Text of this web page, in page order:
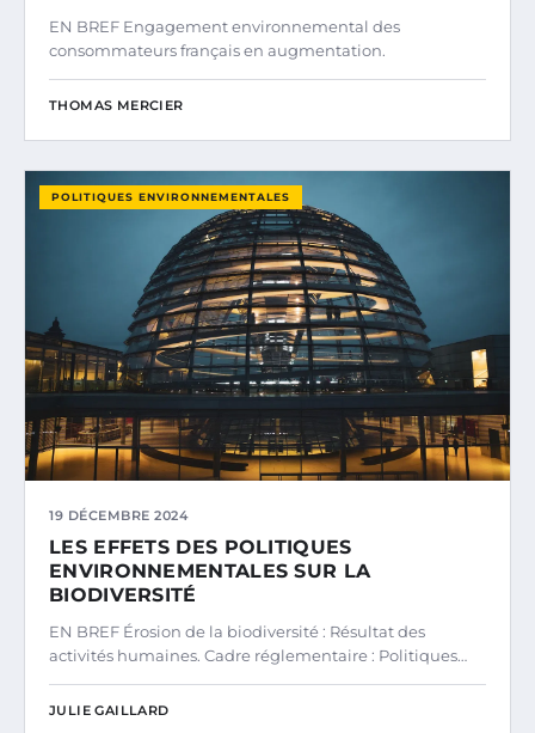
EN BREF Engagement environnemental des
consommateurs français en augmentation.
THOMAS MERCIER
POLITIQUES ENVIRONNEMENTALES
19 DÉCEMBRE 2024
LES EFFETS DES POLITIQUES
ENVIRONNEMENTALES SUR LA
BIODIVERSITÉ
EN BREF Érosion de la biodiversité : Résultat des
activités humaines. Cadre réglementaire : Politiques…
JULIE GAILLARD